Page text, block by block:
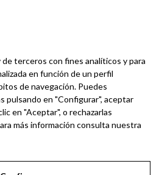
de Andrés
persona que disfruta
día
BUSCAR
la búsqueda y presiona
terceros con fines analíticos y para
en función de un perfil
de navegación. Puedes
pulsando en "Configurar", aceptar
en "Aceptar", o rechazarlas
más información consulta nuestra